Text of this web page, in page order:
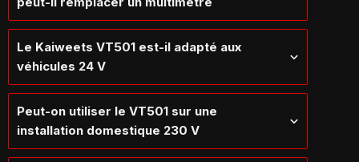
Le Kaiweets VT501 est-il adapté aux
véhicules 24 V
Peut-on utiliser le VT501 sur une
installation domestique 230 V